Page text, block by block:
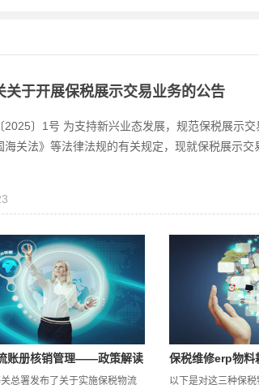
关于开展保税展示交易业务的公告
2025〕1号 为支持新兴业态发展，规范保税展示
海关法》等法律法规的有关规定，现就保税展示交
账册核销管理——政策解读
总署发布了关于实施保税物流
保税维修erp物料
以下是对这三种保